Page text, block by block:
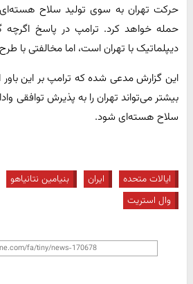
حرکت تهران به‌ سوی تولید سلاح هسته‌ای،
حمله خواهد کرد. ترامپ در پاسخ
دیپلماتیک با تهران است، اما مخالفتی با طرح
این گزارش مدعی شده که ترامپ بر این
بیشتر می‌تواند تهران را به پذیرش توافقی
سلاح هسته‌ای شود.
ایالات متحده ایران بنیامین نتانیاهو
وال استریت